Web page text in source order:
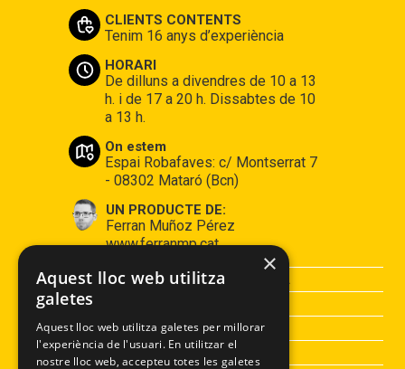
CLIENTS CONTENTS
Tenim 16 anys d’experiència
HORARI
De dilluns a divendres de 10 a 13
h. i de 17 a 20 h. Dissabtes de 10
a 13 h.
On estem
Espai Robafaves: c/ Montserrat 7
- 08302 Mataró (Bcn)
UN PRODUCTE DE:
Ferran Muñoz Pérez
www.ferranmp.cat
CONDICIONS DE COMPRA
POLÍTICA DE PRIVACITAT
POLÍTICA DE COOKIES
×
Aquest lloc web utilitza
galetes
Aquest lloc web utilitza galetes per millorar
l'experiència de l'usuari. En utilitzar el
nostre lloc web, accepteu totes les galetes